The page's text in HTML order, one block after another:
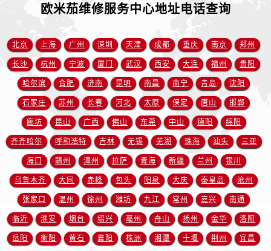
浙江省丽水市莲都区解放街欧米茄售后服务中心（需提前预约）
浙江省宁波市江北区大闸南路500号来福士广场办公楼20层2009室欧米茄售后服务中心（需提前预约）
浙江省衢州市柯城区上街欧米茄售后服务中心（需提前预约）
浙江省绍兴市越城区胜利东路379号世茂天际中心写字楼8层805室欧米茄售后服务中心（需提前预约）
浙江省舟山市定海区解放东路欧米茄售后服务中心（需提前预约）
澳门特别行政区大堂区议事亭前地（新马路）欧米茄售后服务中心（需提前预约）
澳门特别行政区风顺堂区南湾大马路欧米茄售后服务中心（需提前预约）
澳门特别行政区花地玛堂区关闸广场欧米茄售后服务中心（需提前预约）
澳门特别行政区花王堂区大三巴商圈欧米茄售后服务中心（需提前预约）
澳门特别行政区嘉模堂区官也街欧米茄售后服务中心（需提前预约）
澳门省路氹城市金光大道欧米茄售后服务中心（需提前预约）
澳门特别行政区望德堂区塔石广场欧米茄售后服务中心（需提前预约）
欧米茄维修服务中心地址电话查询
北京 上海 广州 深圳 天津 成都 重庆 南京 郑州
长沙 杭州 宁波 厦门 武汉 西安 大连 福州 贵阳
哈尔滨 合肥 济南 昆明 南昌 南宁 青岛 沈阳
石家庄 苏州 长春 河北 太原 保定 唐山 邯郸
廊坊 昆山 广西 佛山 东莞 中山 德阳 绵阳
齐齐哈尔 呼和浩特 吉林 无锡 芜湖 珠海 汕头 三亚
海口 赣州 漳州 拉萨 青海 新疆 兰州 银川
乌鲁木齐 大同 赤峰 包头 阳泉 大庆 秦皇岛 沧州
张家口 温州 徐州 潍坊 九江 常州 嘉兴 南通
临沂 淮安 烟台 绍兴 亳州 舟山 扬州 金华 洛阳
岳阳 衡阳 黄石 襄阳 株洲 湘潭 十堰 荆州 宜昌